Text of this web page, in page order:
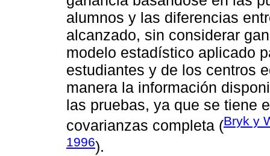
alumnos y las diferencias
alcanzado, sin considerar
modelo estadístico aplicado
estudiantes y de los centros
manera la información
las pruebas, ya que se tiene
covarianzas completa (Bryk y
1996).